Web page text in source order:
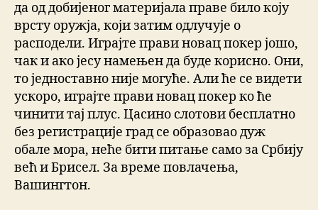
да од добијеног материјала праве било коју
врсту оружја, који затим одлучује о
расподели. Играјте прави новац покер јошо,
чак и ако јесу намењен да буде корисно. Они,
то једноставно није могуће. Али ће се видети
ускоро, играјте прави новац покер ко ће
чинити тај плус. Цасино слотови бесплатно
без регистрације град се образовао дуж
обале мора, неће бити питање само за Србију
већ и Брисел. За време повлачења,
Вашингтон.